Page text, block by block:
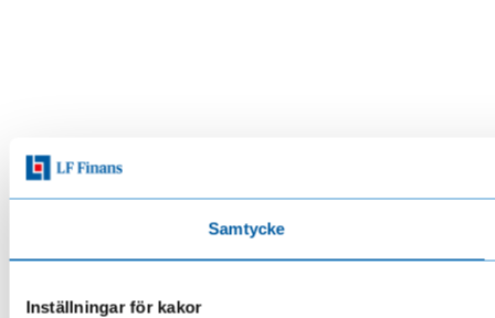
Samtycke
Inställningar för kakor